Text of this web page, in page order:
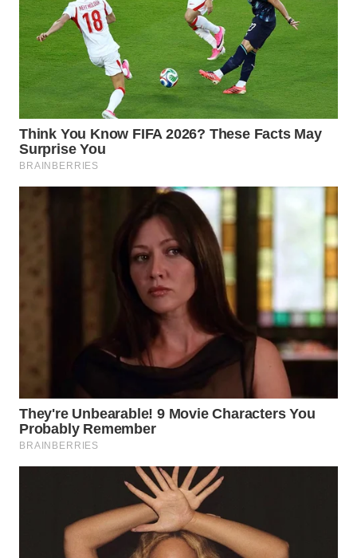
WN
LANGKAT
WN
TAPANULI
SELATAN
WN
TANJUNG
SIMALUNGUN
LABUHANBATU
WN
TAPANULI
TENGAH
TEBING